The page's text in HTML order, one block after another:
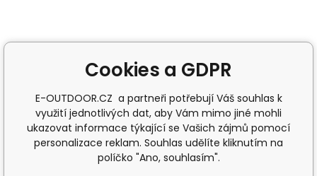
Cookies a GDPR
E-OUTDOOR.CZ a partneři potřebují Váš souhlas k
využití jednotlivých dat, aby Vám mimo jiné mohli
ukazovat informace týkající se Vašich zájmů pomocí
personalizace reklam. Souhlas udělíte kliknutím na
políčko "Ano, souhlasím".